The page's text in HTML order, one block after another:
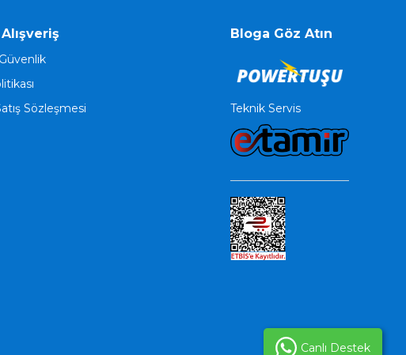
Sözleşmesi
Bloga Göz Atın
Teknik Servis
Canlı Destek